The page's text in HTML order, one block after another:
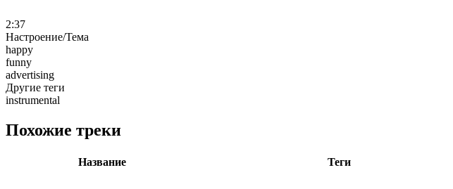
2:37
Настроение/Тема
happy
funny
advertising
Другие теги
instrumental
Похожие треки
Название Теги